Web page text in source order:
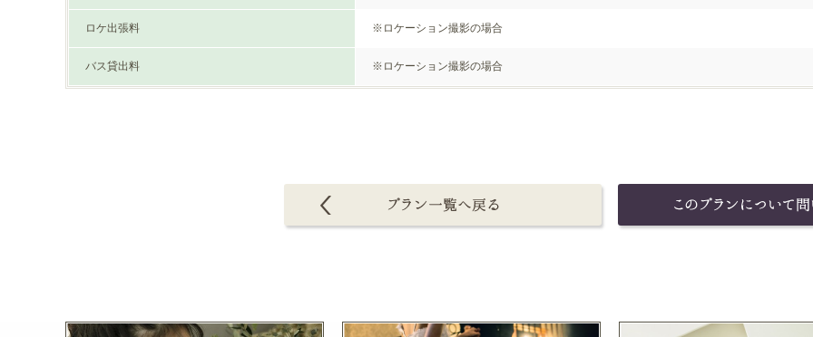
ロケ出張料 ※ロケーション撮影の場合
バス貸出料 ※ロケーション撮影の場合